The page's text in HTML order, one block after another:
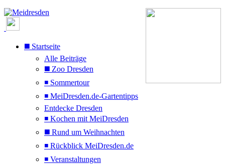
◼️ Startseite
Alle Beiträge
◼️ Zoo Dresden
◾ Sommertour
◾ MeiDresden.de-Gartentipps
Entdecke Dresden
◾ Kochen mit MeiDresden
◼️ Rund um Weihnachten
◾ Rückblick MeiDresden.de
◾ Veranstaltungen